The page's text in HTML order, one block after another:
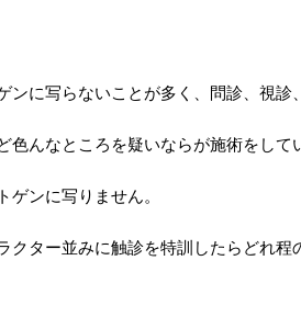
ンに写らないことが多く、問診、視診
色んなところを疑いならが施術をして
ンに写りません。
クター並みに触診を特訓したらどれ程